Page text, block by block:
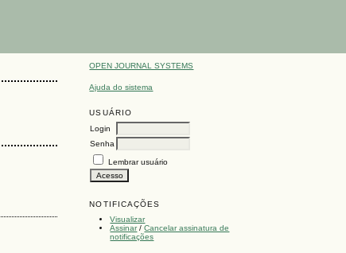
OPEN JOURNAL SYSTEMS
Ajuda do sistema
USUÁRIO
Login
Senha
Lembrar usuário
NOTIFICAÇÕES
Visualizar
Assinar/Cancelar assinatura de
notificações